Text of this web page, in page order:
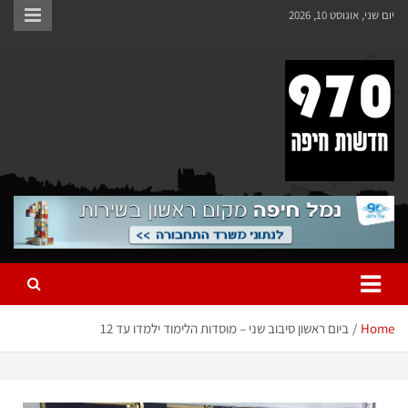
יום שני, אוגוסט 10, 2026
970 חדשות חיפה
970 חדשות חיפה
Home ביום ראשון סיבוב שני – מוסדות הלימוד ילמדו עד 12